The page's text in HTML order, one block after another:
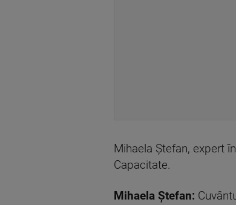
Mihaela Ștefan, expert
Capacitate.
Mihaela Ștefan: